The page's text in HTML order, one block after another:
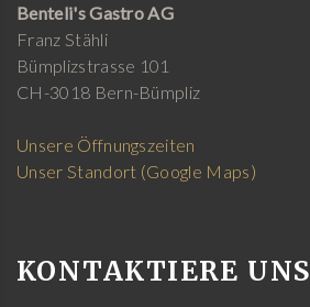
Benteli's Gastro AG
Franz Stähli
Bümplizstrasse 101
CH-3018 Bern-Bümpliz
Unsere Öffnungszeiten
Unser Standort (Google Maps)
KONTAKTIERE UNS